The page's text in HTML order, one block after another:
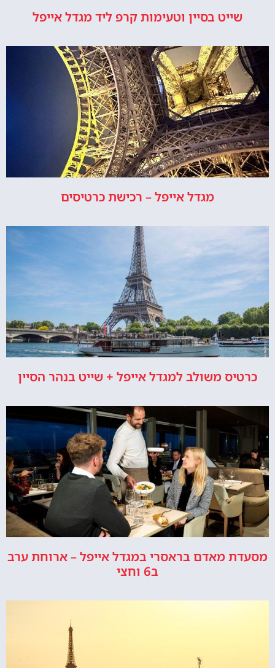
שייט בסיין וטעימות קרפ ליד מגדל אייפל
מגדל אייפל – רכישת כרטיסים
כרטיס משולב למגדל אייפל + שייט בנהר הסיין
מסעדת מאדם בראסרי במגדל אייפל – ארוחת ערב
ב6 וחצי